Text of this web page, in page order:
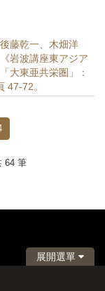
藤乾一、木畑洋
岩波講座東アジア
大東亜共栄圏」：
47-72。
64 筆
展開選單